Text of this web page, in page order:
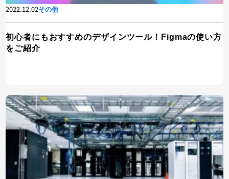
2022.12.02その他
初心者にもおすすめのデザインツール！Figmaの使い方
をご紹介